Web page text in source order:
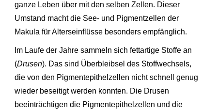
ganze Leben über mit den selben Zellen. Dieser
Umstand macht die See- und Pigmentzellen der
Makula für Alterseinflüsse besonders empfänglich.
Im Laufe der Jahre sammeln sich fettartige Stoffe an
(Drusen). Das sind Überbleibsel des Stoffwechsels,
die von den Pigmentepithelzellen nicht schnell genug
wieder beseitigt werden konnten. Die Drusen
beeinträchtigen die Pigmentepithelzellen und die